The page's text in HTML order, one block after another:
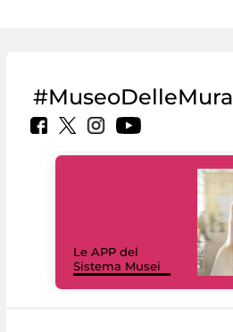
#MuseoDelleMura
Le APP del
Sistema Musei